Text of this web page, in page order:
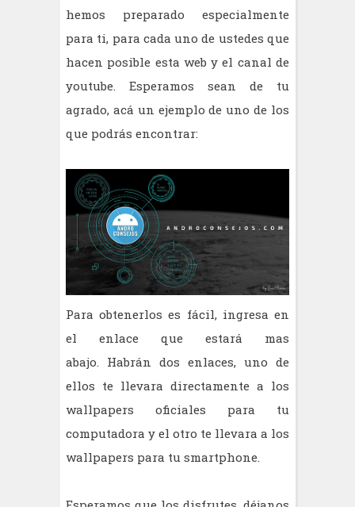
hemos preparado especialmente
para ti, para cada uno de ustedes que
hacen posible esta web y el canal de
youtube. Esperamos sean de tu
agrado, acá un ejemplo de uno de los
que podrás encontrar:
Para obtenerlos es fácil,ingresa en
el enlace que estará mas
abajo. Habrán dos enlaces, uno de
ellos te llevara directamente a los
wallpapers oficiales para tu
computadora y el otro te llevara a los
wallpapers para tu smartphone.